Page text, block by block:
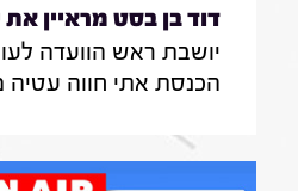
דוד בן בסט מראיין את
לעובדים זרים , חברת
עטיה|31.7.26
יושבת ראש הוועדה
הכנסת אתי חווה
בתחנות רכבת , על